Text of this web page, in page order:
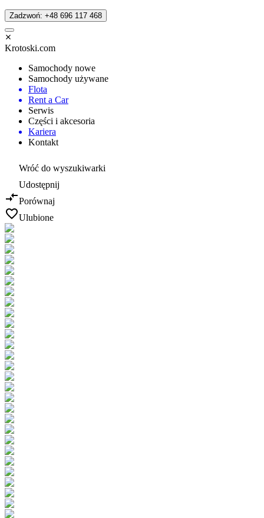
Zadzwoń: +48 696 117 468
Krotoski.com
Samochody nowe
Samochody używane
Flota
Rent a Car
Serwis
Części i akcesoria
Kariera
Kontakt
Wróć do wyszukiwarki
Udostępnij
Porównaj
Ulubione